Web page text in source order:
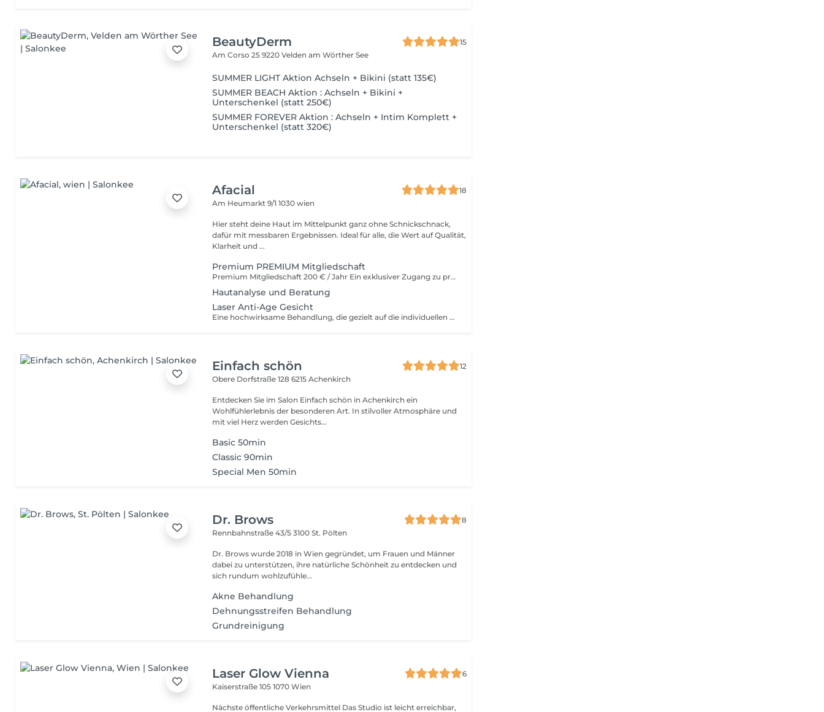
BeautyDerm
15
Am Corso 259220 Velden am Wörther See
SUMMER LIGHT Aktion Achseln + Bikini (statt 135€)
SUMMER BEACH Aktion : Achseln + Bikini +
Unterschenkel (statt 250€)
SUMMER FOREVER Aktion : Achseln + Intim Komplett +
Unterschenkel (statt 320€)
Afacial
18
Am Heumarkt 9/11030 wien
Hier steht deine Haut im Mittelpunkt ganz ohne Schnickschnack,
dafür mit messbaren Ergebnissen. Ideal für alle, die Wert auf Qualität,
Klarheit und ...
Premium PREMIUM Mitgliedschaft
Premium Mitgliedschaft 200 € / Jahr Ein exklusiver Zugang zu privilegierten Konditionen. Mitgliederpreise auf sämtliche Behandlungen 30 % auf alle Add-ons 15 % auf Skincare beim Eintritt danach dauerhaft 5 % während der Mitgliedschaft Priorisierte Terminvergabe
Hautanalyse und Beratung
Laser Anti-Age Gesicht
Eine hochwirksame Behandlung, die gezielt auf die individuellen Hautbedürfnisse abgestimmt ist und für ein sichtbar verjüngtes, ebenmäßiges Hautbild sorgt. Durch mikrofeine Lichtimpulse werden die Hautzellen sanft stimuliert, die natürliche Regeneration aktiviert und die Aufnahme hochwirksamer Wirkstoffe wie Retinol oder Vitamin C intensiviert. Ideal bei ersten Fältchen, Pigmentunregelmäßigkeiten oder müder Haut. Das Ergebnis: glatte, strahlende und jugendlich frische Haut mit langanhaltender Wirkung.
Einfach schön
12
Obere Dorfstraße 1286215 Achenkirch
Entdecken Sie im Salon Einfach schön in Achenkirch ein
Wohlfühlerlebnis der besonderen Art. In stilvoller Atmosphäre und
mit viel Herz werden Gesichts...
Basic 50min
Classic 90min
Special Men 50min
Dr. Brows
8
Rennbahnstraße 43/53100 St. Pölten
Dr. Brows wurde 2018 in Wien gegründet, um Frauen und Männer
dabei zu unterstützen, ihre natürliche Schönheit zu entdecken und
sich rundum wohlzufühle...
Akne Behandlung
Dehnungsstreifen Behandlung
Grundreinigung
Laser Glow Vienna
6
Kaiserstraße 1051070 Wien
Nächste öffentliche Verkehrsmittel Das Studio ist leicht erreichbar,